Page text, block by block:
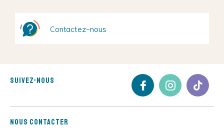
Contactez-nous
Suivez-nous
Nous contacter